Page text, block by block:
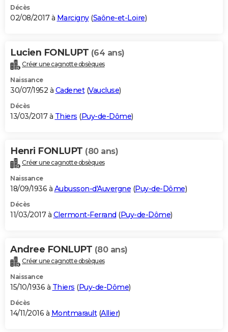
Décès
02/08/2017 à Marcigny(Saône-et-Loire)
Lucien FONLUPT (64 ans)
Créer une cagnotte obsèques
Naissance
30/07/1952 à Cadenet(Vaucluse)
Décès
13/03/2017 à Thiers (Puy-de-Dôme)
Henri FONLUPT (80 ans)
Créer une cagnotte obsèques
Naissance
18/09/1936 à Aubusson-d'Auvergne (Puy-de-Dôme)
Décès
11/03/2017 à Clermont-Ferrand (Puy-de-Dôme)
Andree FONLUPT (80 ans)
Créer une cagnotte obsèques
Naissance
15/10/1936 à Thiers (Puy-de-Dôme)
Décès
14/11/2016 à Montmarault(Allier)